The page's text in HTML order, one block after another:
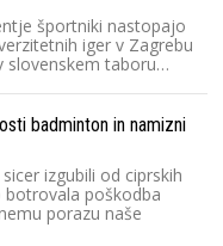
športniki nastopajo
iger v Zagrebu
slovenskem taboru…
badminton in namizni
izgubili od ciprskih
poškodba
porazu naše